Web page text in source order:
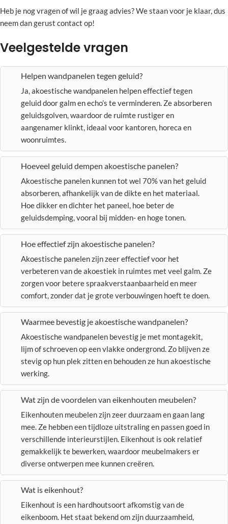
Heb je nog vragen of wil je graag advies? We staan voor je klaar, dus
neem dan gerust contact op!
Veelgestelde vragen
Helpen wandpanelen tegen geluid?
Ja, akoestische wandpanelen helpen effectief tegen
geluid door galm en echo’s te verminderen. Ze absorberen
geluidsgolven, waardoor de ruimte rustiger en
aangenamer klinkt, ideaal voor kantoren, horeca en
woonruimtes.
Hoeveel geluid dempen akoestische panelen?
Akoestische panelen kunnen tot wel 70% van het geluid
absorberen, afhankelijk van de dikte en het materiaal.
Hoe dikker en dichter het paneel, hoe beter de
geluidsdemping, vooral bij midden- en hoge tonen.
Hoe effectief zijn akoestische panelen?
Akoestische panelen zijn zeer effectief voor het
verbeteren van de akoestiek in ruimtes met veel galm. Ze
zorgen voor betere spraakverstaanbaarheid en meer
comfort, zonder dat je grote verbouwingen hoeft te doen.
Waarmee bevestig je akoestische wandpanelen?
Akoestische wandpanelen bevestig je met montagekit,
lijm of schroeven op een vlakke ondergrond. Zo blijven ze
stevig op hun plek zitten en behouden ze hun akoestische
werking.
Wat zijn de voordelen van eikenhouten meubelen?
Eikenhouten meubelen zijn zeer duurzaam en gaan lang
mee. Ze hebben een tijdloze uitstraling en passen goed in
verschillende interieurstijlen. Eikenhout is ook relatief
gemakkelijk te bewerken, waardoor meubelmakers er
diverse ontwerpen mee kunnen creëren.
Wat is eikenhout?
Eikenhout is een hardhoutsoort afkomstig van de
eikenboom. Het staat bekend om zijn duurzaamheid,